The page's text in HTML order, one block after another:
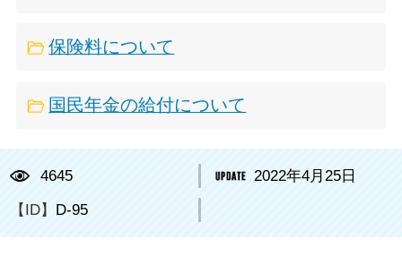
保険料について
国民年金の給付について
4645 2022年4月25日
【ID】 D-95